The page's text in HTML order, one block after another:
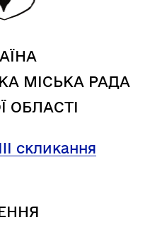
МІСЬКА РАДА
ОБЛАСТІ
скликання